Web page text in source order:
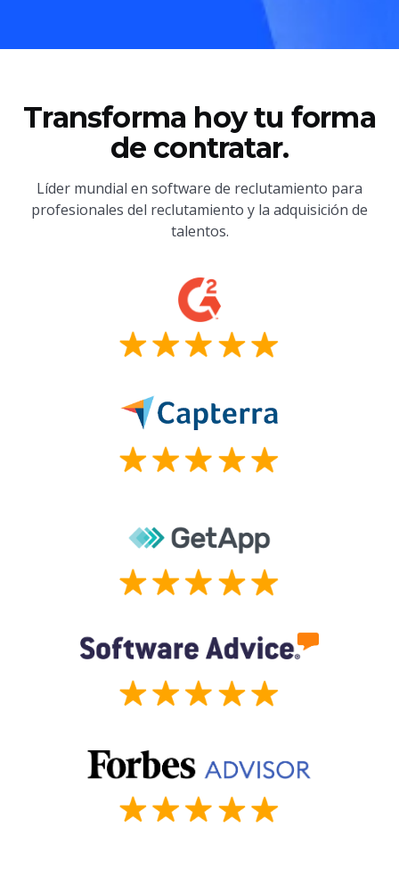
Transforma hoy tu forma
de contratar.
Líder mundial en software de reclutamiento para
profesionales del reclutamiento y la adquisición de
talentos.